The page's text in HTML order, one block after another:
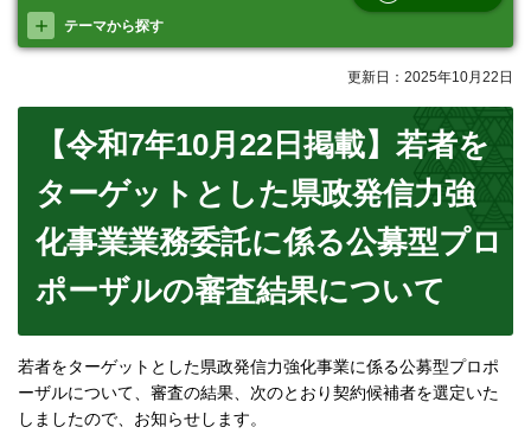
テーマから探す
更新日：2025年10月22日
【令和7年10月22日掲載】若者を
ターゲットとした県政発信力強
化事業業務委託に係る公募型プロ
ポーザルの審査結果について
若者をターゲットとした県政発信力強化事業に係る公募型プロポ
ーザルについて、審査の結果、次のとおり契約候補者を選定いた
しましたので、お知らせします。